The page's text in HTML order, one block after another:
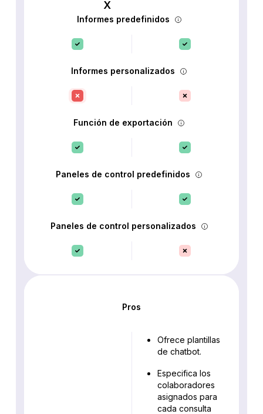
Informes predefinidos
Informes personalizados
Función de exportación
Paneles de control predefinidos
Paneles de control personalizados
Pros
Ofrece plantillas
de chatbot.
Especifica los
colaboradores
asignados para
cada consulta